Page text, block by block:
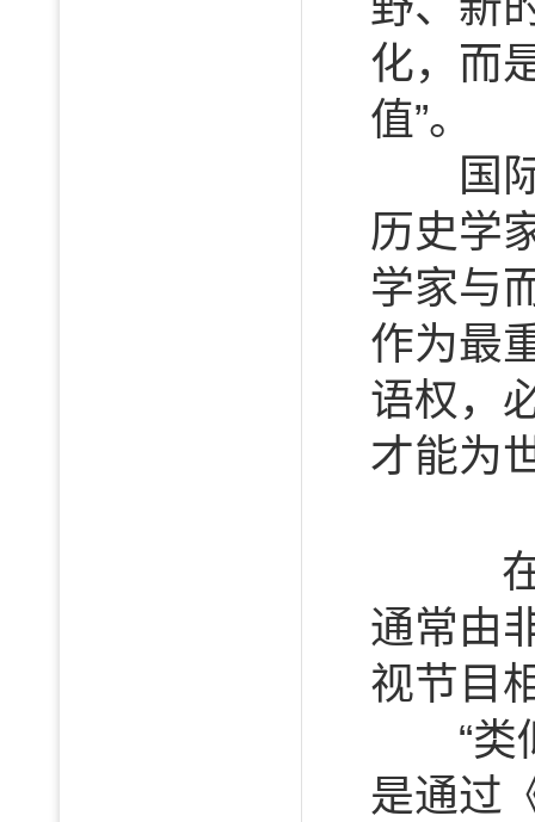
化，而
值”。
国际
历史学
学家与
作为最
语权，
才能为
在
通常由
视节目
“类似
是通过